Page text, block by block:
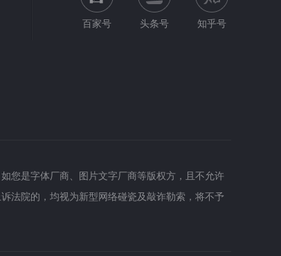
百家号 头条号 知乎号
您是字体厂商、图片文字厂商等版权方，且不允许
法院的，均视为新型网络碰瓷及敲诈勒索，将不予